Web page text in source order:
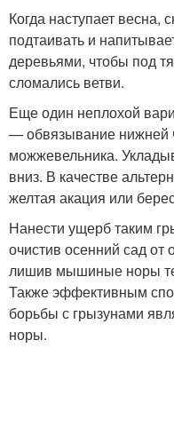
Когда наступает весна,
подтаивать и
деревьями, чтобы под
сломались ветви.
Еще один неплохой
— обвязывание нижней
можжевельника.
вниз. В качестве
желтая акация или
Нанести ущерб таким
очистив осенний сад
лишив мышиные норы
Также эффективным
борьбы с грызунами
норы.